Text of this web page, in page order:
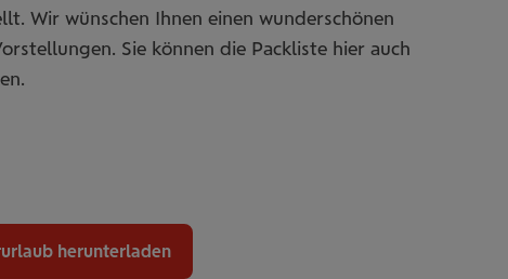
Wir wünschen Ihnen einen wunderschönen
Sie können die Packliste hier auch
her­un­ter­la­den